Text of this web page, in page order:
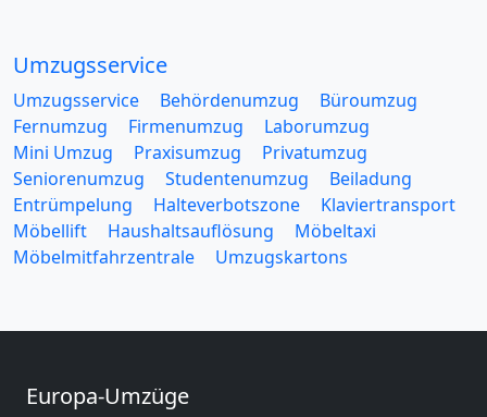
Umzugsservice
Umzugsservice Behördenumzug
Büroumzug
Fernumzug
Firmenumzug
Laborumzug
Mini Umzug
Praxisumzug
Privatumzug
Seniorenumzug
Studentenumzug
Beiladung
Entrümpelung
Halteverbotszone
Klaviertransport
Möbellift
Haushaltsauflösung
Möbeltaxi
Möbelmitfahrzentrale
Umzugskartons
Europa-Umzüge